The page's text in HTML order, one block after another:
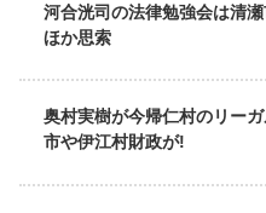
河合洸司の法律勉強会は清
ほか思索
奥村実樹が今帰仁村のリー
市や伊江村財政が!